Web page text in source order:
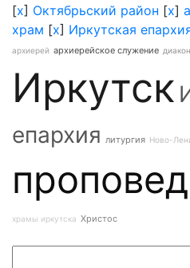
[x] Октябрьский район [x]
храм [x] Иркутская
архиерей архиерейское служение диакон
Иркутск
епархия литургия Ново-
храмы иркутска Христос